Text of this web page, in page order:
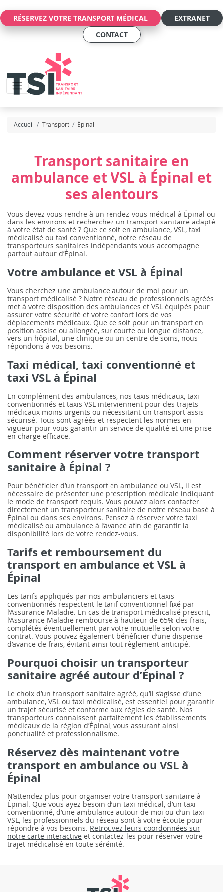
RÉSERVEZ VOTRE TRANSPORT MÉDICAL
EXTRANET
CONTACT
Accueil Transport Épinal
Transport sanitaire en
ambulance et VSL à Épinal et
ses alentours
Vous devez vous rendre à un rendez-vous médical à Épinal ou
dans les environs et recherchez un transport sanitaire adapté
à votre état de santé ? Que ce soit en ambulance, VSL, taxi
médicalisé ou taxi conventionné, notre réseau de
transporteurs sanitaires indépendants vous accompagne
partout autour d’Épinal.
Votre ambulance et VSL à Épinal
Vous cherchez une ambulance autour de moi pour un
transport médicalisé ? Notre réseau de professionnels agréés
met à votre disposition des ambulances et VSL équipés pour
assurer votre sécurité et votre confort lors de vos
déplacements médicaux. Que ce soit pour un transport en
position assise ou allongée, sur courte ou longue distance,
vers un hôpital, une clinique ou un centre de soins, nous
répondons à vos besoins.
Taxi médical, taxi conventionné et
taxi VSL à Épinal
En complément des ambulances, nos taxis médicaux, taxi
conventionnés et taxis VSL interviennent pour des trajets
médicaux moins urgents ou nécessitant un transport assis
sécurisé. Tous sont agréés et respectent les normes en
vigueur pour vous garantir un service de qualité et une prise
en charge efficace.
Comment réserver votre transport
sanitaire à Épinal ?
Pour bénéficier d’un transport en ambulance ou VSL, il est
nécessaire de présenter une prescription médicale indiquant
le mode de transport requis. Vous pouvez alors contacter
directement un transporteur sanitaire de notre réseau basé à
Épinal ou dans ses environs. Pensez à réserver votre taxi
médicalisé ou ambulance à l’avance afin de garantir la
disponibilité lors de votre rendez-vous.
Tarifs et remboursement du
transport en ambulance et VSL à
Épinal
Les tarifs appliqués par nos ambulanciers et taxis
conventionnés respectent le tarif conventionnel fixé par
l’Assurance Maladie. En cas de transport médicalisé prescrit,
l’Assurance Maladie rembourse à hauteur de 65% des frais,
complétés éventuellement par votre mutuelle selon votre
contrat. Vous pouvez également bénéficier d’une dispense
d’avance de frais, évitant ainsi tout règlement anticipé.
Pourquoi choisir un transporteur
sanitaire agréé autour d’Épinal ?
Le choix d’un transport sanitaire agréé, qu’il s’agisse d’une
ambulance, VSL ou taxi médicalisé, est essentiel pour garantir
un trajet sécurisé et conforme aux règles de santé. Nos
transporteurs connaissent parfaitement les établissements
médicaux de la région d’Épinal, vous assurant ainsi
ponctualité et professionnalisme.
Réservez dès maintenant votre
transport en ambulance ou VSL à
Épinal
N’attendez plus pour organiser votre transport sanitaire à
Épinal. Que vous ayez besoin d’un taxi médical, d’un taxi
conventionné, d’une ambulance autour de moi ou d’un taxi
VSL, les professionnels du réseau sont à votre écoute pour
répondre à vos besoins. Retrouvez leurs coordonnées sur
notre carte interactive et contactez-les pour réserver votre
trajet médicalisé en toute sérénité.